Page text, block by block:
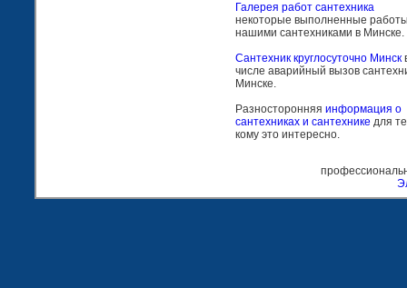
Галерея работ сантехника
некоторые выполненные
нашими сантехниками в Минске.
Сантехник круглосуточно Минск
числе аварийный вызов
Минске.
Разносторонняя информация о
сантехниках и сантехнике для
кому это интересно.